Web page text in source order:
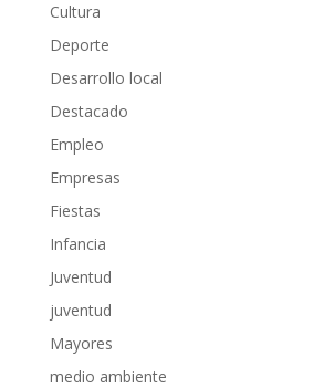
Cultura
Deporte
Desarrollo local
Destacado
Empleo
Empresas
Fiestas
Infancia
Juventud
juventud
Mayores
medio ambiente